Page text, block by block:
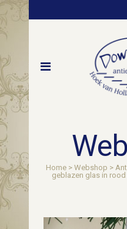
Home> Webshop >
geblazen glas in